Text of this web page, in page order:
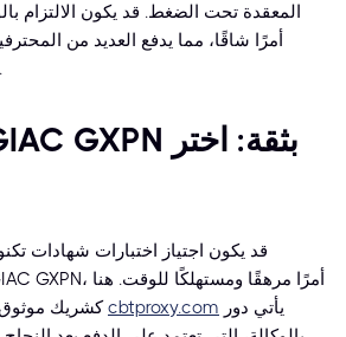
المعقدة تحت الضغط. قد يكون الالتزام
أمرًا شاقًا، مما يدفع العديد من
موثوقة لضمان نجاحهم.
قد يكون اجتياز اختبارات شهادات
يأتي دور cbtproxy.comكشريك